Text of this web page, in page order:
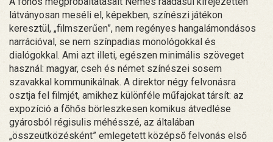
látványosan meséli el, képekben, színészi játékon
keresztül, „filmszerűen”, nem regényes hangalámondásos
narrációval, se nem színpadias monológokkal és
dialógokkal. Ami azt illeti, egészen minimális szöveget
használ: magyar, cseh és német színészei sosem
szavakkal kommunikálnak. A direktor négy felvonásra
osztja fel filmjét, amikhez különféle műfajokat társít: az
expozíció a főhős börleszkesen komikus átvedlése
gyárosból régisulis méhésszé, az általában
„összeütközésként” emlegetett középső felvonás első